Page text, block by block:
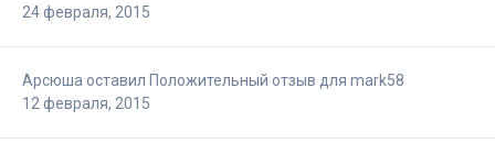
24 февраля, 2015
Арсюша оставил Положительный отзыв для mark58
12 февраля, 2015